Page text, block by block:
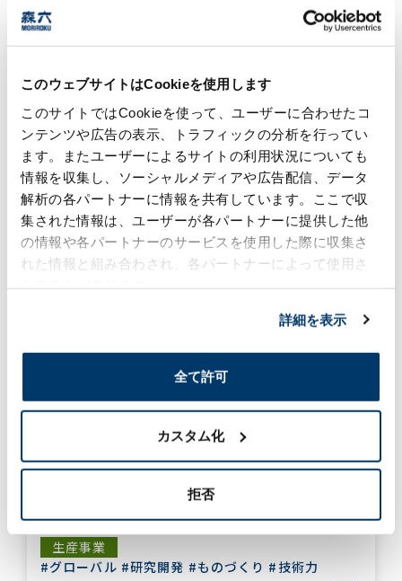
このウェブサイトはCookieを使用します
このサイトではCookieを使って、ユーザーに合わせたコ
ンテンツや広告の表示、トラフィックの分析を行ってい
ます。またユーザーによるサイトの利用状況についても
情報を収集し、ソーシャルメディアや広告配信、データ
解析の各パートナーに情報を共有しています。ここで収
集された情報は、ユーザーが各パートナーに提供した他
の情報や各パートナーのサービスを使用した際に収集さ
れた情報と組み合わされ、各パートナーによって使用さ
詳細を表示
全て許可
カスタム化
拒否
モータース様から「特別協
2024年1月31日
ケミカル事業
#グローバル #受賞 #技術力
森六テクノロジー（鈴鹿工
場）が技能大会を開催しま
した
2024年1月19日
生産事業
#ものづくり #技術力
ビジネスチャンスと
SDGs（1）
#ものづくり #環境 #技術力
先駆けたグローバル化
2024年1月1日
生産事業
#グローバル #研究開発 #ものづくり #技術力